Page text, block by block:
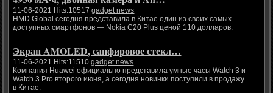
11-06-2021 Hits:10517gadget news
HMD Global сегодня представила в Китае один из своих самых
доступных смартфонов — Nokia C20 Plus ценой 110 долларов.
Экран AMOLED, сапфировое стекл…
11-06-2021 Hits:11510gadget news
Компания Huawei официально представила умные часы Watch 3 и
Watch 3 Pro второго июня, а сегодня новинки поступили в продажу
в Китае.